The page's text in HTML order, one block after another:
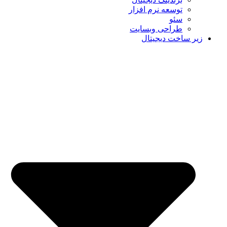
توسعه نرم افزار
سئو
طراحی وبسایت
زیر ساخت دیجیتال